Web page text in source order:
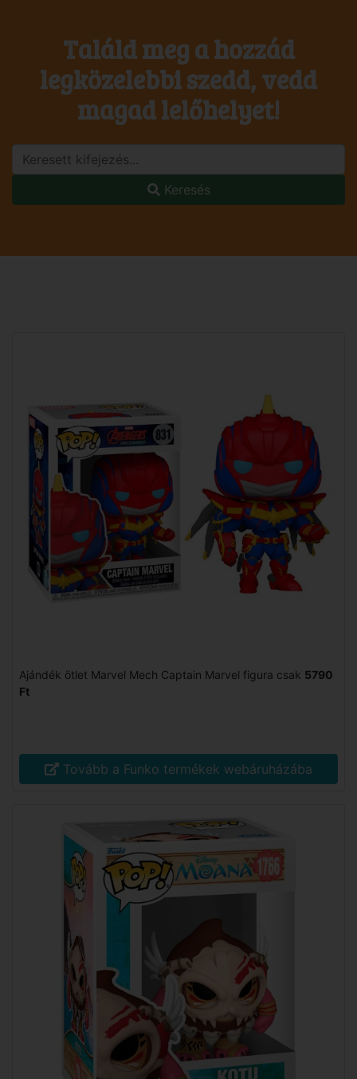
Találd meg a hozzád
legközelebbi szedd, vedd
magad lelőhelyet!
Keresés
Ajándék ötlet Marvel Mech Captain Marvel figura csak 5790
Ft
Tovább a Funko termékek webáruházába